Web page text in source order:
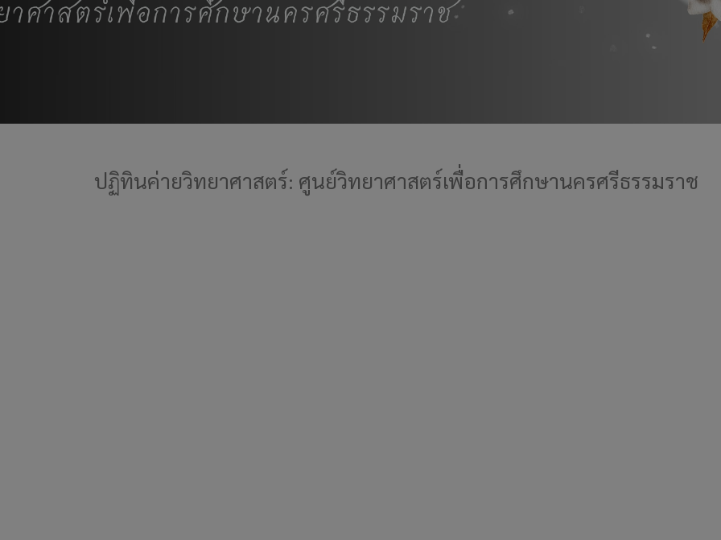
ปฏิทินค่ายวิทยาศาสตร์: ศูนย์วิทยาศาสตร์เพื่อการศึกษานครศรีธรรมราช